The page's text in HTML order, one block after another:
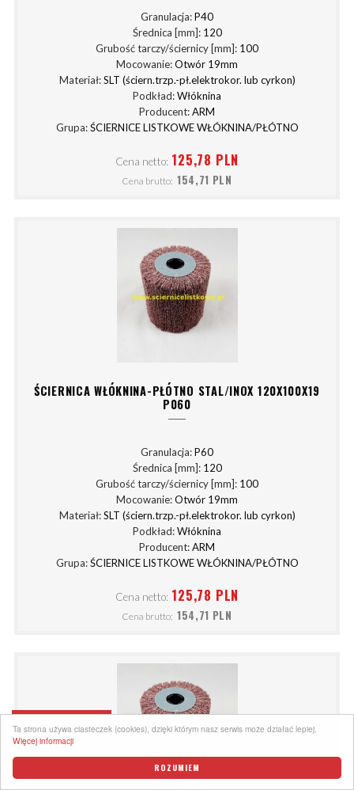
ROZUMIEM
Ta strona używa ciasteczek (cookies), dzięki którym nasz serwis może działać lepiej.
Więcej informacji
FILTRY
Granulacja:P40
Średnica [mm]: 120
Grubość tarczy/ściernicy [mm]: 100
Mocowanie:Otwór 19mm
Materiał:SLT (ściern.trzp.-pł.elektrokor. lub cyrkon)
Podkład:Włóknina
Producent:ARM
Grupa:ŚCIERNICE LISTKOWE WŁÓKNINA/PŁÓTNO
Cena netto: 125,78 PLN
Cena brutto: 154,71 PLN
ŚCIERNICA WŁÓKNINA-PŁÓTNO STAL/INOX 120X100X19
P060
Granulacja:P60
Średnica [mm]: 120
Grubość tarczy/ściernicy [mm]: 100
Mocowanie:Otwór 19mm
Materiał:SLT (ściern.trzp.-pł.elektrokor. lub cyrkon)
Podkład:Włóknina
Producent:ARM
Grupa:ŚCIERNICE LISTKOWE WŁÓKNINA/PŁÓTNO
Cena netto: 125,78 PLN
Cena brutto: 154,71 PLN